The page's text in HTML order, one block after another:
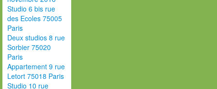
Studio 6 bis rue
des Ecoles 75005
Paris
Deux studios 8 rue
Sorbier 75020
Paris
Appartement 9 rue
Letort 75018 Paris
Studio 10 rue